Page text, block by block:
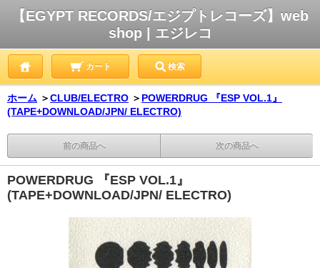
【EGYPT RECORDS/エジプトレコーズ】web
shop | エジレコ
カート 検索
ホーム ＞CLUB/ELECTRO ＞ POWERDRUG 『ESP VOL.1』
(TAPE+DOWNLOAD/JPN/ ELECTRO)
前の商品へ 次の商品へ
POWERDRUG 『ESP VOL.1』
(TAPE+DOWNLOAD/JPN/ ELECTRO)